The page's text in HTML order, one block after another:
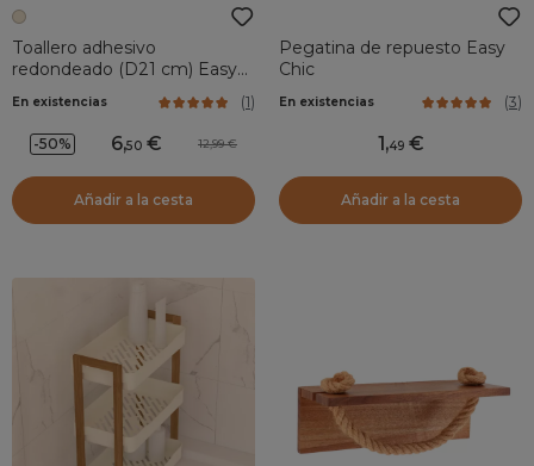
Toallero adhesivo
redondeado (D21 cm) Easy
En existencias (1)
-50% 6,50 12,99
Añadir a la cesta
Pegatina de repuesto Easy
Chic
En existencias (3)
1,49
Añadir a la cesta